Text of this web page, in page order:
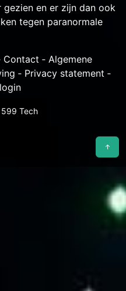
en er zijn dan ook
tegen paranormale
Contact ‐ Algemene
‐ Privacy statement ‐
599 Tech